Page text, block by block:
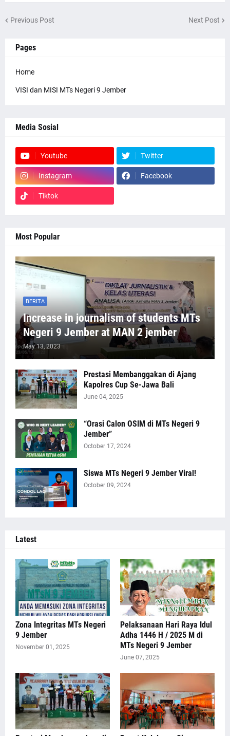
Previous Post Next Post
Pages
Home
VISI dan MISI MTs Negeri 9 Jember
Media Sosial
Youtube Twitter
Instagram Facebook
Tiktok
Most Popular
BERITA
Increase in journalism of students MTs
Negeri 9 Jember at MAN 2 jember
May 13, 2023
Prestasi Membanggakan di Ajang
Kapolres Cup Se-Jawa Bali
June 04, 2025
“Orasi Calon OSIM di MTs Negeri 9
Jember”
October 17, 2024
Siswa MTs Negeri 9 Jember Viral!
October 09, 2024
Latest
Zona Integritas MTs Negeri
9 Jember
November 01, 2025
Pelaksanaan Hari Raya Idul
Adha 1446 H / 2025 M di
MTs Negeri 9 Jember
June 07, 2025